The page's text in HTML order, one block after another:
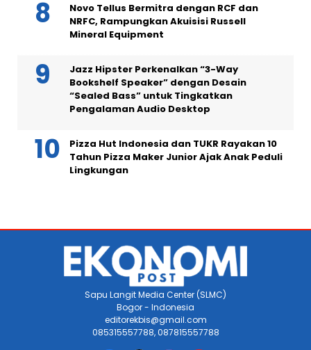
Novo Tellus Bermitra dengan RCF dan
NRFC, Rampungkan Akuisisi Russell
Mineral Equipment
Jazz Hipster Perkenalkan “3-Way
Bookshelf Speaker” dengan Desain
“Sealed Bass” untuk Tingkatkan
Pengalaman Audio Desktop
Pizza Hut Indonesia dan TUKR Rayakan 10
Tahun Pizza Maker Junior Ajak Anak Peduli
Lingkungan
Sapu Langit Media Center (SLMC)
Bogor - Indonesia
editorekbis@gmail.com
085315557788, 087815557788